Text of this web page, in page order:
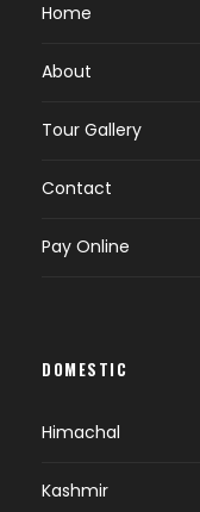
Home
About
Tour Gallery
Contact
Pay Online
DOMESTIC
Himachal
Kashmir